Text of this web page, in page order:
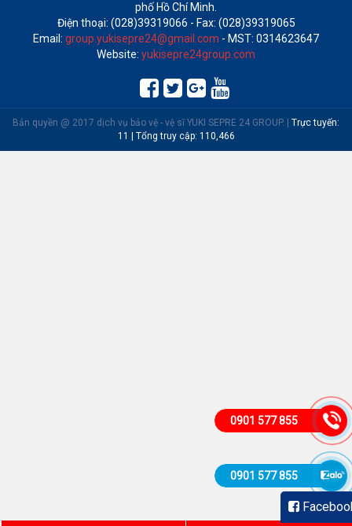
0901 577 855
0901 577 855
phố Hồ Chí Minh.
Điện thoại: (028)39319066 - Fax: (028)39319065
Email: group.yukisepre24@gmail.com - MST: 0314623647
Website: yukisepre24group.com
Bản quyền @ 2017 dịch vụ bảo vệ - vệ sĩ YUKI SEPRE 24 GROUP.
Trực tuyến:
11 | Tổng truy cập: 110,466